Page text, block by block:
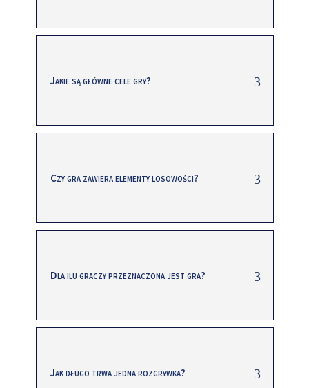
Jakie są główne cele gry?
Czy gra zawiera elementy losowości?
Dla ilu graczy przeznaczona jest gra?
Jak długo trwa jedna rozgrywka?